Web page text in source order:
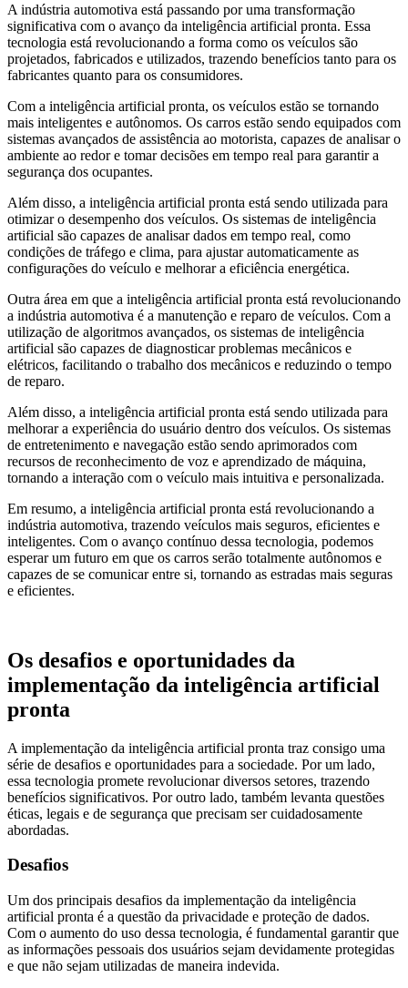
A indústria automotiva está passando por uma transformação
significativa com o avanço da inteligência artificial pronta. Essa
tecnologia está revolucionando a forma como os veículos são
projetados, fabricados e utilizados, trazendo benefícios tanto para os
fabricantes quanto para os consumidores.
Com a inteligência artificial pronta, os veículos estão se tornando
mais inteligentes e autônomos. Os carros estão sendo equipados com
sistemas avançados de assistência ao motorista, capazes de analisar o
ambiente ao redor e tomar decisões em tempo real para garantir a
segurança dos ocupantes.
Além disso, a inteligência artificial pronta está sendo utilizada para
otimizar o desempenho dos veículos. Os sistemas de inteligência
artificial são capazes de analisar dados em tempo real, como
condições de tráfego e clima, para ajustar automaticamente as
configurações do veículo e melhorar a eficiência energética.
Outra área em que a inteligência artificial pronta está revolucionando
a indústria automotiva é a manutenção e reparo de veículos. Com a
utilização de algoritmos avançados, os sistemas de inteligência
artificial são capazes de diagnosticar problemas mecânicos e
elétricos, facilitando o trabalho dos mecânicos e reduzindo o tempo
de reparo.
Além disso, a inteligência artificial pronta está sendo utilizada para
melhorar a experiência do usuário dentro dos veículos. Os sistemas
de entretenimento e navegação estão sendo aprimorados com
recursos de reconhecimento de voz e aprendizado de máquina,
tornando a interação com o veículo mais intuitiva e personalizada.
Em resumo, a inteligência artificial pronta está revolucionando a
indústria automotiva, trazendo veículos mais seguros, eficientes e
inteligentes. Com o avanço contínuo dessa tecnologia, podemos
esperar um futuro em que os carros serão totalmente autônomos e
capazes de se comunicar entre si, tornando as estradas mais seguras
e eficientes.
Os desafios e oportunidades da
implementação da inteligência artificial
pronta
A implementação da inteligência artificial pronta traz consigo uma
série de desafios e oportunidades para a sociedade. Por um lado,
essa tecnologia promete revolucionar diversos setores, trazendo
benefícios significativos. Por outro lado, também levanta questões
éticas, legais e de segurança que precisam ser cuidadosamente
abordadas.
Desafios
Um dos principais desafios da implementação da inteligência
artificial pronta é a questão da privacidade e proteção de dados.
Com o aumento do uso dessa tecnologia, é fundamental garantir que
as informações pessoais dos usuários sejam devidamente protegidas
e que não sejam utilizadas de maneira indevida.